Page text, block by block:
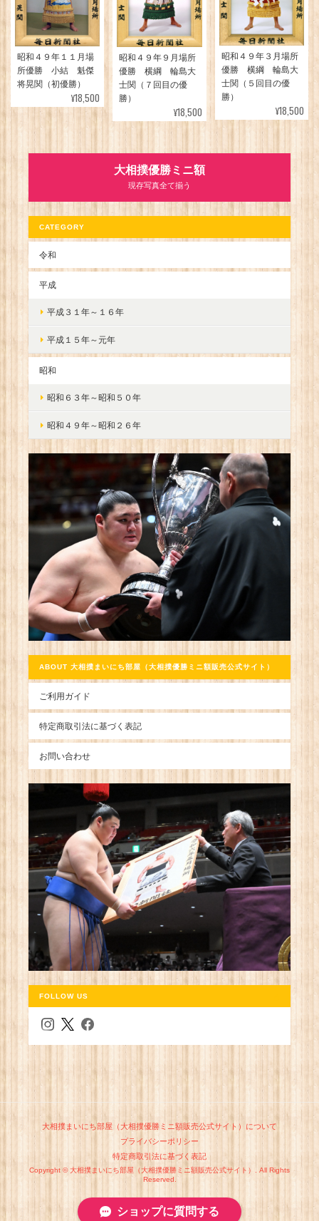
昭和４９年１１月場
所優勝 小結 魁傑
将晃関（初優勝）
¥18,500
昭和４９年９月場所
優勝 横綱 輪島大
士関（７回目の優
勝）
¥18,500
昭和４９年３月場所
優勝 横綱 輪島大
士関（５回目の優
勝）
¥18,500
大相撲優勝ミニ額
現存写真全て揃う
CATEGORY
令和
平成
平成３１年～１６年
平成１５年～元年
昭和
昭和６３年～昭和５０年
昭和４９年～昭和２６年
ABOUT 大相撲まいにち部屋（大相撲優勝ミニ額販売公式サイト）
ご利用ガイド
特定商取引法に基づく表記
お問い合わせ
FOLLOW US
大相撲まいにち部屋（大相撲優勝ミニ額販売公式サイト）について
プライバシーポリシー
特定商取引法に基づく表記
Copyright © 大相撲まいにち部屋（大相撲優勝ミニ額販売公式サイト）. All Rights
Reserved.
ショップに質問する